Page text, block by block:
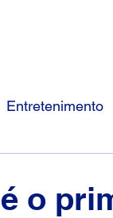
Entretenimento
o